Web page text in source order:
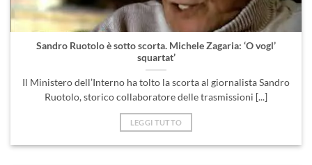
Sandro Ruotolo è sotto scorta. Michele Zagaria: ‘O vogl’
squartat’
Il Ministero dell’Interno ha tolto la scorta al giornalista Sandro
Ruotolo, storico collaboratore delle trasmissioni [...]
LEGGI TUTTO